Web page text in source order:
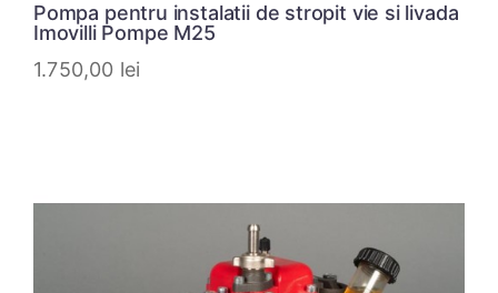
Pompa pentru instalatii de stropit vie si livada
Imovilli Pompe M25
1.750,00 lei